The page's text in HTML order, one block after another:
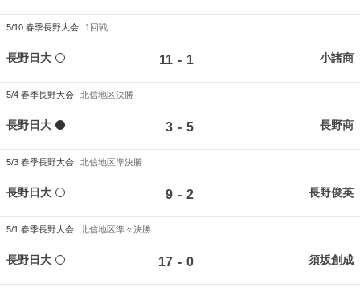
5/10 春季長野大会 1回戦
長野日大 11 - 1 小諸商
5/4 春季長野大会 北信地区決勝
長野日大 3 - 5 長野商
5/3 春季長野大会 北信地区準決勝
長野日大 9 - 2 長野俊英
5/1 春季長野大会 北信地区準々決勝
長野日大 17 - 0 須坂創成